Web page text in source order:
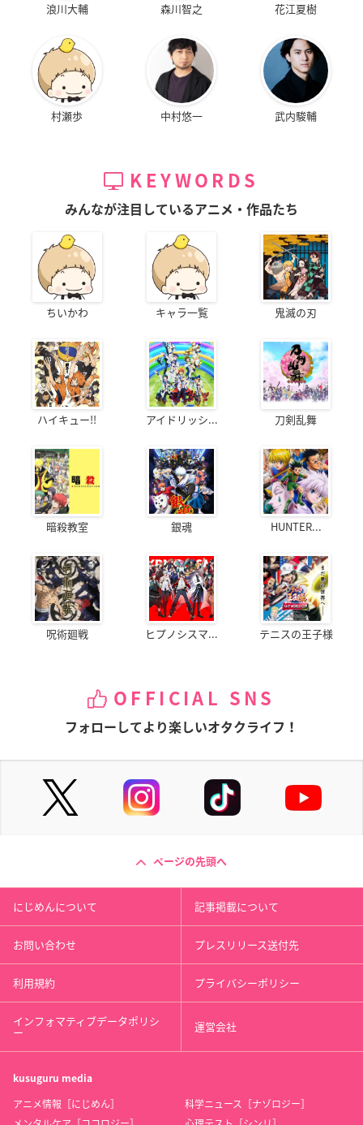
浪川大輔 森川智之 花江夏樹
村瀬歩 中村悠一 武内駿輔
KEYWORDS
みんなが注目しているアニメ・作品たち
ちいかわ キャラ一覧 鬼滅の刃
ハイキュー!! アイドリッシ... 刀剣乱舞
暗殺教室 銀魂 HUNTER...
呪術廻戦 ヒプノシスマ... テニスの王子様
OFFICIAL SNS
フォローしてより楽しいオタクライフ！
ページの先頭へ
にじめんについて 記事掲載について
お問い合わせ プレスリリース送付先
利用規約 プライバシーポリシー
インフォマティブデータポリシ
ー 運営会社
kusuguru media
アニメ情報［にじめん］
科学ニュース［ナゾロジー］